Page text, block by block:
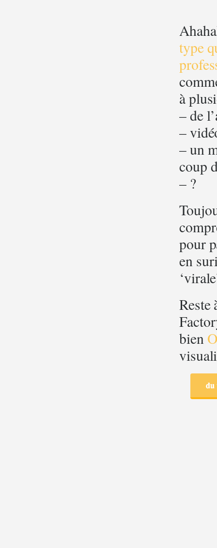
type
à
– de
–
– un
coup
– ?
pour
en
Reste
bien
du